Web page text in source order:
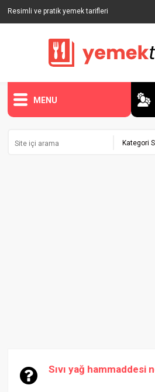
Resimli ve pratik yemek tarifleri
MENU
Sıvı yağ hammaddesi